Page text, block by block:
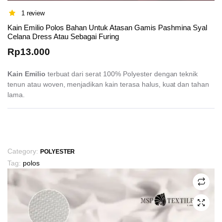
1 review
Kain Emilio Polos Bahan Untuk Atasan Gamis Pashmina Syal
Celana Dress Atau Sebagai Furing
Rp13.000
Kain Emilio terbuat dari serat 100% Polyester dengan teknik
tenun atau woven, menjadikan kain terasa halus, kuat dan tahan
lama.
has
multiple
variants.
The
Category: POLYESTER
Tag: polos